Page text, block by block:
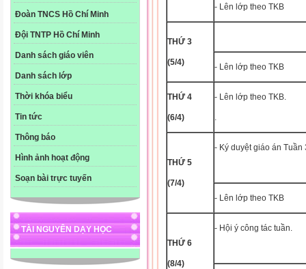
Đoàn TNCS Hồ Chí Minh
Đội TNTP Hồ Chí Minh
Danh sách giáo viên
Danh sách lớp
Thời khóa biểu
Tin tức
Thông báo
Hình ảnh hoạt động
Soạn bài trực tuyến
TÀI NGUYÊN DẠY HỌC
- Lên lớp theo TKB
THỨ 3
(5/4) - Lên lớp theo TKB
THỨ 4
(6/4)
- Lên lớp theo TKB.
.
THỨ 5
(7/4)
- Ký duyệt giáo án Tuần
- Lên lớp theo TKB
THỨ 6
(8/4)
- Hội ý công tác tuần.